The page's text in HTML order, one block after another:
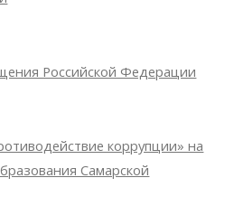
Российской Федерации
коррупции» на
Самарской